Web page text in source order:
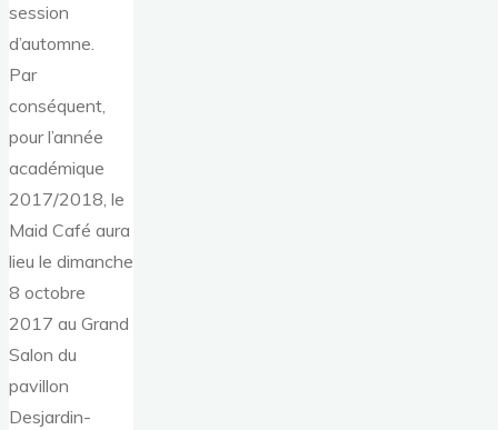
session
d’automne.
Par
conséquent,
pour l’année
académique
2017/2018, le
Maid Café aura
lieu le dimanche
8 octobre
2017 au Grand
Salon du
pavillon
Desjardin-